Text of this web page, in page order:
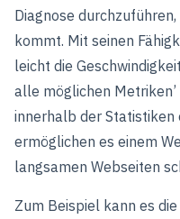
Diagnose
kommt. Mit seinen
leicht die
alle möglichen
innerhalb der Statistiken
ermöglichen es einem
langsamen Webseiten
Zum Beispiel kann es